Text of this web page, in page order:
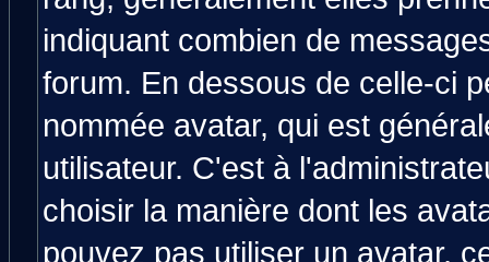
indiquant combien de
forum. En dessous de celle-ci
nommée avatar, qui est
utilisateur. C'est à
choisir la manière dont les
pouvez pas utiliser un avatar,